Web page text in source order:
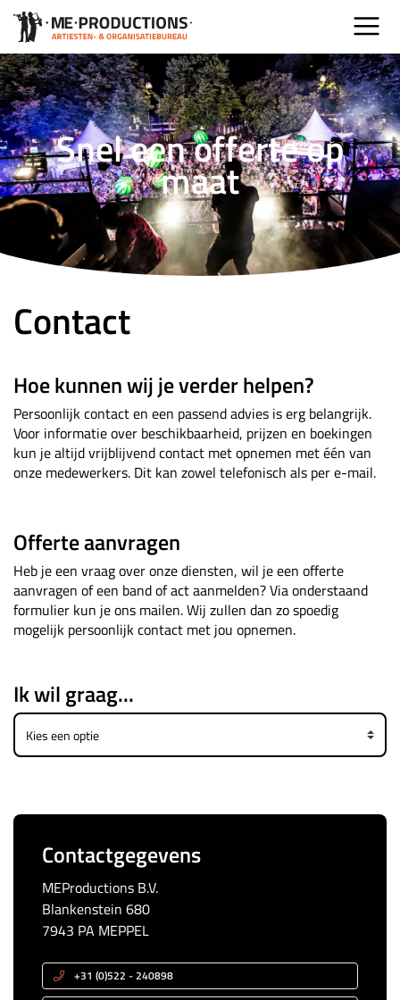
Snel een offerte op
maat
Contact
Hoe kunnen wij je verder helpen?
Persoonlijk contact en een passend advies is erg belangrijk.
Voor informatie over beschikbaarheid, prijzen en boekingen
kun je altijd vrijblijvend contact met opnemen met één van
onze medewerkers. Dit kan zowel telefonisch als per e-mail.
Offerte aanvragen
Heb je een vraag over onze diensten, wil je een offerte
aanvragen of een band of act aanmelden? Via onderstaand
formulier kun je ons mailen. Wij zullen dan zo spoedig
mogelijk persoonlijk contact met jou opnemen.
Ik wil graag...
Contactgegevens
MEProductions B.V.
Blankenstein 680
7943 PA MEPPEL
+31 (0)522 - 240898